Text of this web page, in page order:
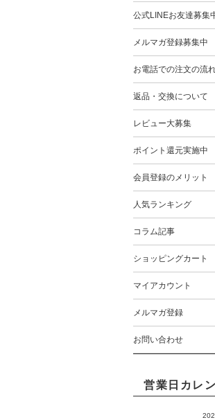
公式LINEお友達募集
メルマガ登録募集中
お電話での注文の流
返品・交換について
レビュー大募集
ポイント還元実施中
会員登録のメリット
人気ランキング
コラム記事
ショッピングカート
マイアカウント
メルマガ登録
お問い合わせ
営業日カレ